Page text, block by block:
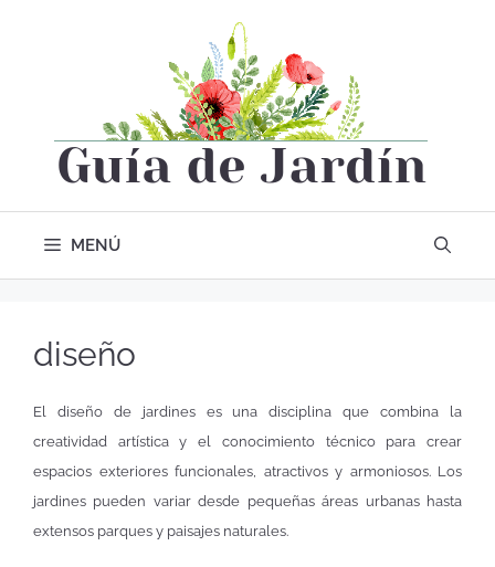
MENÚ
diseño
El diseño de jardines es una disciplina que combina la
creatividad artística y el conocimiento técnico para crear
espacios exteriores funcionales, atractivos y armoniosos. Los
jardines pueden variar desde pequeñas áreas urbanas hasta
extensos parques y paisajes naturales.